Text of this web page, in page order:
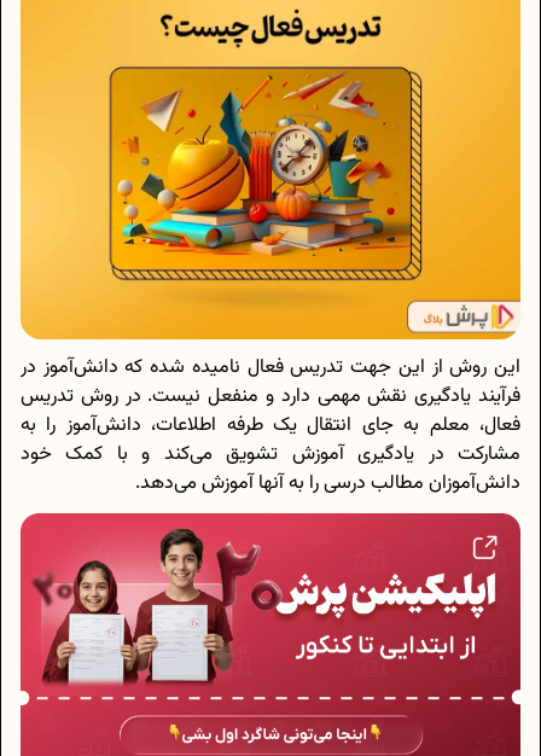
این روش از این جهت تدریس فعال نامیده شده که دانش‌آموز در
فرآیند یادگیری نقش مهمی دارد و منفعل نیست. در روش تدریس
فعال، معلم به جای انتقال یک طرفه اطلاعات، دانش‌آموز را به
مشارکت در یادگیری آموزش تشویق می‌کند و با کمک خود
دانش‌آموزان مطالب درسی را به آنها آموزش می‌دهد.